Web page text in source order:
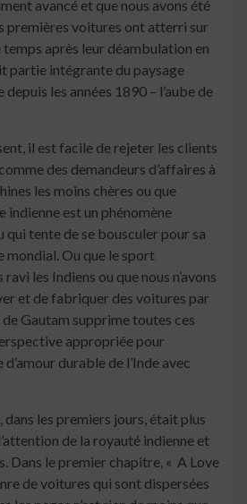
avancé et que nous avons été
premières voitures ont atterri sur
après leur déambulation en
partie intégrante du paysage
les années 1890 – l’aube de
il est facile de rejeter les clients
des demandeurs d’affaires à
les moins chères ou que
indienne est un phénomène
qui tente de se bousculer pour sa
mondial. Ou que le sport
les Indiens ou que nous n’avons
et de fabriquer des voitures par
Gautam supprime toutes ces
appropriée pour
durable de l’Inde avec
dans les premiers jours, était plus
de la royauté indienne et
Dans le premier chapitre, « A Love
de voitures qui sont dispersées